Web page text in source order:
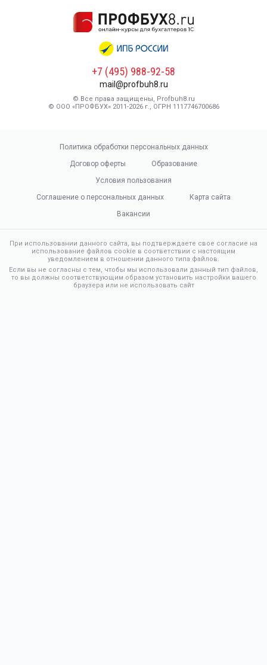
+7 (495) 988-92-58
mail@profbuh8.ru
© Все права защищены, Profbuh8.ru
© ООО «ПРОФБУХ» 2011-2026 г., ОГРН 1117746700686
Политика обработки персональных данных
Договор оферты
Образование
Условия пользования
Соглашение о персональных данных
Карта сайта
Вакансии
При использовании данного сайта, вы подтверждаете свое согласие на
использование файлов cookie в соответствии с настоящим
уведомлением в отношении данного типа файлов.
Если вы не согласны с тем, чтобы мы использовали данный тип файлов,
то вы должны соответствующим образом установить настройки вашего
браузера или не использовать сайт